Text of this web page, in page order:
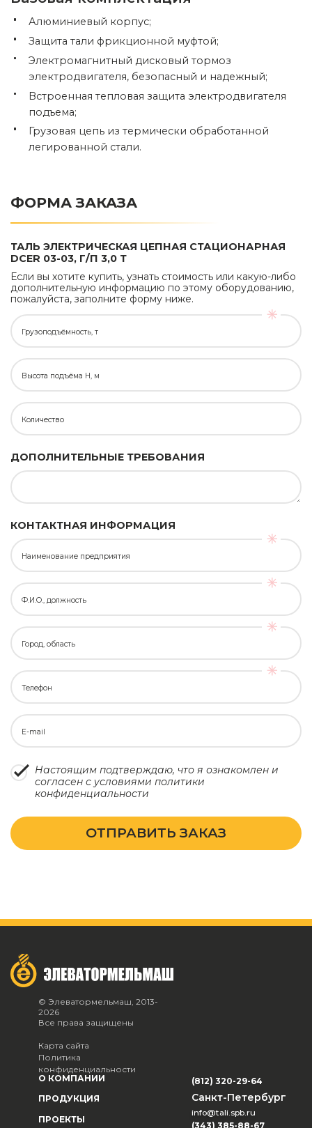
Алюминиевый корпус;
Защита тали фрикционной муфтой;
Электромагнитный дисковый тормоз
электродвигателя, безопасный и надежный;
Встроенная тепловая защита электродвигателя
подъема;
Грузовая цепь из термически обработанной
легированной стали.
ФОРМА ЗАКАЗА
ТАЛЬ ЭЛЕКТРИЧЕСКАЯ ЦЕПНАЯ СТАЦИОНАРНАЯ
DCER 03-03, Г/П 3,0 Т
Если вы хотите купить, узнать стоимость или какую-либо
дополнительную информацию по этому оборудованию,
пожалуйста, заполните форму ниже.
Грузоподъёмность, т
Высота подъёма H, м
Количество
ДОПОЛНИТЕЛЬНЫЕ ТРЕБОВАНИЯ
КОНТАКТНАЯ ИНФОРМАЦИЯ
Наименование предприятия
Ф.И.О., должность
Город, область
Телефон
E-mail
Настоящим подтверждаю, что я ознакомлен и
согласен с условиями политики
конфиденциальности
ОТПРАВИТЬ ЗАКАЗ
© Элеватормельмаш, 2013-
2026
Все права защищены
Карта сайта
Политика
конфиденциальности
О КОМПАНИИ
ПРОДУКЦИЯ
ПРОЕКТЫ
(812) 320-29-64
Санкт-Петербург
info@tali.spb.ru
(343) 385-88-67